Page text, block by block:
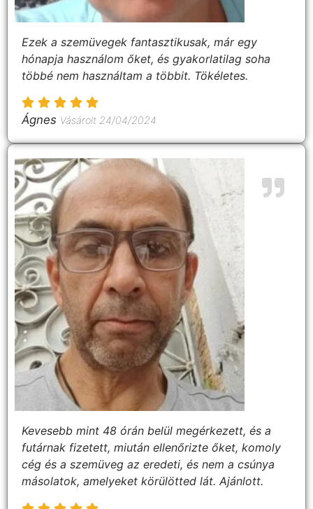
Ezek a szemüvegek fantasztikusak, már egy
hónapja használom őket, és gyakorlatilag soha
többé nem használtam a többit. Tökéletes.
Ágnes Vásárolt 24/04/2024
Kevesebb mint 48 órán belül megérkezett, és a
futárnak fizetett, miután ellenőrizte őket, komoly
cég és a szemüveg az eredeti, és nem a csúnya
másolatok, amelyeket körülötted lát. Ajánlott.